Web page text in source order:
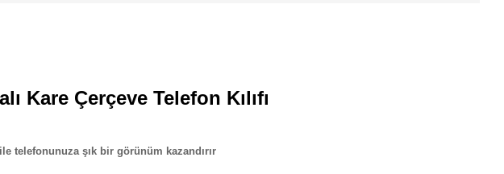
Kare Çerçeve Telefon Kılıfı
telefonunuza şık bir görünüm kazandırır